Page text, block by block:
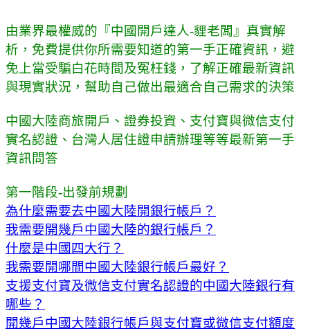
由業界最權威的『中國開戶達人-貍老闆』真實解
析，免費提供你所需要知道的第一手正確資訊，避
免上當受騙白花時間及冤枉錢，了解正確最新資訊
與現實狀況，幫助自己做出最適合自己需求的決策
中國大陸商旅開戶、證券投資、支付寶與微信支付
實名認證、台灣人居住證申請辦理等等最新第一手
資訊問答
第一階段-出發前規劃
為什麼需要去中國大陸開銀行帳戶？
我需要開幾戶中國大陸的銀行帳戶？
什麼是中國四大行？
我需要開哪間中國大陸銀行帳戶最好？
支援支付寶及微信支付實名認證的中國大陸銀行有
哪些？
開幾戶中國大陸銀行帳戶與支付寶或微信支付額度